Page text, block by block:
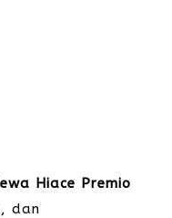
Hiace Premio
dan